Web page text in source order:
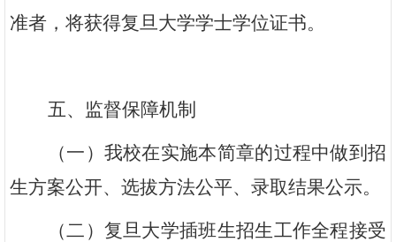
准者，将获得复旦大学学士学位证书。
五、监督保障机制
（一）我校在实施本简章的过程中做到招
生方案公开、选拔方法公平、录取结果公示。
（二）复旦大学插班生招生工作全程接受